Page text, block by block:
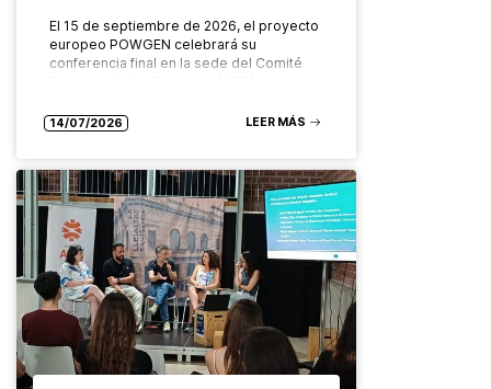
El 15 de septiembre de 2026, el proyecto
europeo POWGEN celebrará su
conferencia final en la sede del Comité
14/07/2026 LEER MÁS